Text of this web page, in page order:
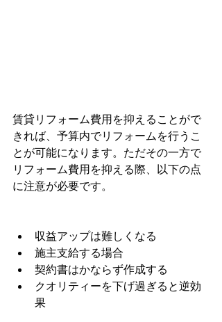
賃貸リフォーム費用を抑えることがで
きれば、予算内でリフォームを行うこ
とが可能になります。ただその一方で
リフォーム費用を抑える際、以下の点
に注意が必要です。
収益アップは難しくなる
施主支給する場合
契約書はかならず作成する
クオリティーを下げ過ぎると逆効
果